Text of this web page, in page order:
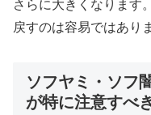
さらに大きくなります
戻すのは容易ではあり
ソフヤミ・ソフ
が特に注意すべ